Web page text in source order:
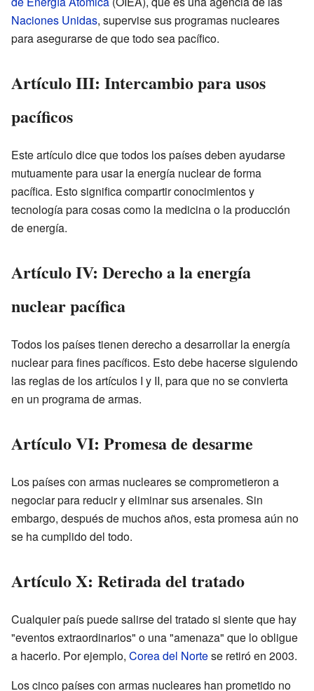
Naciones Unidas, supervise sus programas nucleares
para asegurarse de que todo sea pacífico.
Artículo III: Intercambio para usos
pacíficos
Este artículo dice que todos los países deben ayudarse
mutuamente para usar la energía nuclear de forma
pacífica. Esto significa compartir conocimientos y
tecnología para cosas como la medicina o la producción
de energía.
Artículo IV: Derecho a la energía
nuclear pacífica
Todos los países tienen derecho a desarrollar la energía
nuclear para fines pacíficos. Esto debe hacerse siguiendo
las reglas de los artículos I y II, para que no se convierta
en un programa de armas.
Artículo VI: Promesa de desarme
Los países con armas nucleares se comprometieron a
negociar para reducir y eliminar sus arsenales. Sin
embargo, después de muchos años, esta promesa aún no
se ha cumplido del todo.
Artículo X: Retirada del tratado
Cualquier país puede salirse del tratado si siente que hay
"eventos extraordinarios" o una "amenaza" que lo obligue
a hacerlo. Por ejemplo, Corea del Nortese retiró en 2003.
Los cinco países con armas nucleares han prometido no